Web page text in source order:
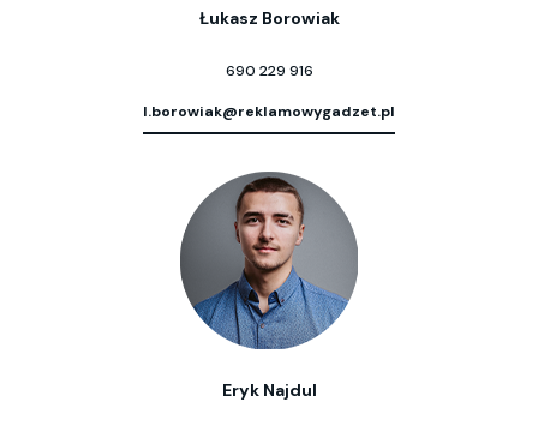
Łukasz Borowiak
690 229 916
l.borowiak@reklamowygadzet.pl
Eryk Najdul